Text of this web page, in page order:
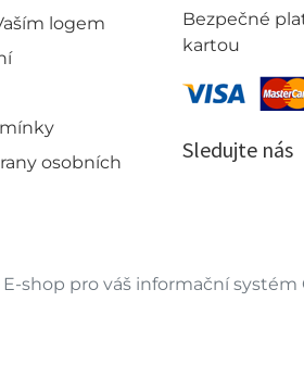
logem
osobních
Bezpečné
kartou
Sledujte nás
E-shop pro váš informační systém